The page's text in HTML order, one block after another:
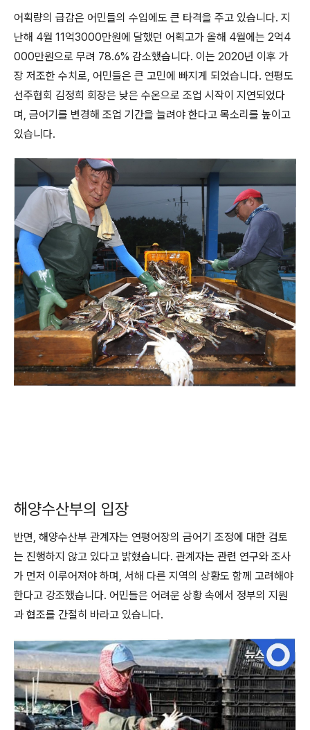
어획량의 급감은 어민들의 수입에도 큰 타격을 주고 있습니다. 지
난해 4월 11억3000만원에 달했던 어획고가 올해 4월에는 2억4
000만원으로 무려 78.6% 감소했습니다. 이는 2020년 이후 가
장 저조한 수치로, 어민들은 큰 고민에 빠지게 되었습니다. 연평도
선주협회 김정희 회장은 낮은 수온으로 조업 시작이 지연되었다
며, 금어기를 변경해 조업 기간을 늘려야 한다고 목소리를 높이고
있습니다.
해양수산부의 입장
반면, 해양수산부 관계자는 연평어장의 금어기 조정에 대한 검토
는 진행하지 않고 있다고 밝혔습니다. 관계자는 관련 연구와 조사
가 먼저 이루어져야 하며, 서해 다른 지역의 상황도 함께 고려해야
한다고 강조했습니다. 어민들은 어려운 상황 속에서 정부의 지원
과 협조를 간절히 바라고 있습니다.